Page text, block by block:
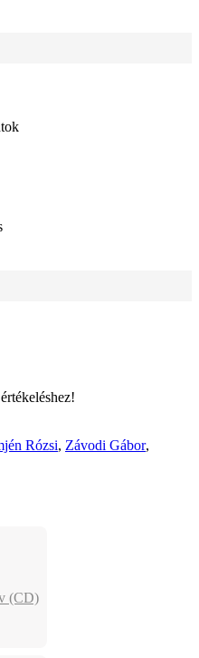
Rózsi, Závodi Gábor,
(CD)